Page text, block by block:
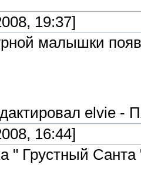
19:37]
малышки
elvie -
16:44]
" Грустный Санта